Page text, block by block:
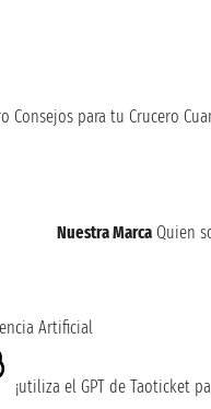
Consejos para tu Crucero
Nuestra Marca Quien
Artificial
¡utiliza el GPT de Taoticket